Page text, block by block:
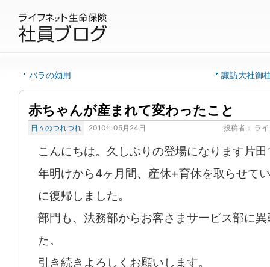
バラの効用 諏訪大社御
赤ちゃんが産まれて変わったこと
日々のつれづれ 2010年05月24日 投稿者： ラ
こんにちは。久しぶりの登場になります片
年明けから4ヶ月間、産休+育休を取らせて
に復帰しました。
部門も、法務部からお客さまサービス部に
た。
引き続きよろしくお願いします。